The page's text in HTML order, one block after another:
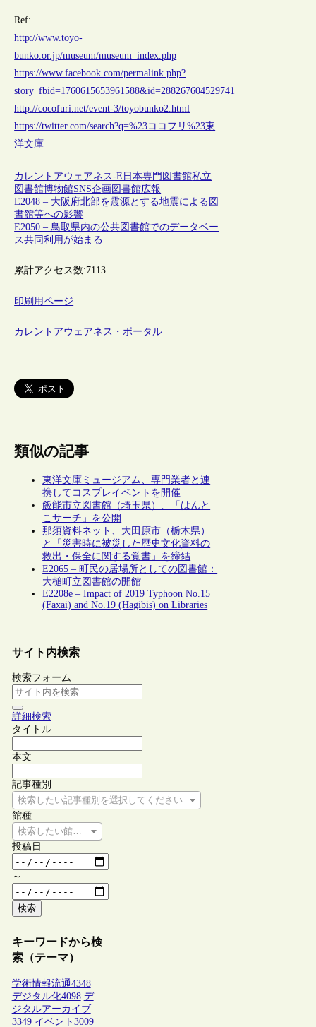
Ref:
http://www.toyo-
bunko.or.jp/museum/museum_index.php
https://www.facebook.com/permalink.php?
story_fbid=1760615653961588&id=288267604529741
http://cocofuri.net/event-3/toyobunko2.html
https://twitter.com/search?q=%23ココフリ%23東
洋文庫
カレントアウェアネス-E 日本専門図書館私立
図書館博物館SNS企画 図書館広報
E2048 – 大阪府北部を震源とする地震による図
書館等への影響
E2050 – 鳥取県内の公共図書館でのデータベー
ス共同利用が始まる
累計アクセス数:7113
印刷用ページ
カレントアウェアネス・ポータル
類似の記事
東洋文庫ミュージアム、専門業者と連
携してコスプレイベントを開催
飯能市立図書館（埼玉県）、「はんと
こサーチ」を公開
那須資料ネット、大田原市（栃木県）
と「災害時に被災した歴史文化資料の
救出・保全に関する覚書」を締結
E2065 – 町民の居場所としての図書館：
大槌町立図書館の開館
E2208e – Impact of 2019 Typhoon No.15
(Faxai) and No.19 (Hagibis) on Libraries
サイト内検索
検索フォーム
詳細検索
タイトル
本文
記事種別
検索したい記事種別を選択してください
館種
検索したい館種を選択してください
投稿日
～
検索
キーワードから検
索（テーマ）
学術情報流通4348
デジタル化4098 デ
ジタルアーカイブ
3349 イベント 3009